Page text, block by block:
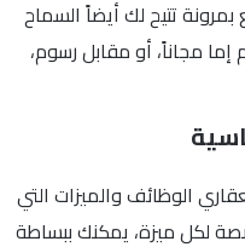
بمرونة تتيح لك أيضاً السماح
مجاناً، أو مقابل رسوم،
الوظائف والميزات التي
لكل ميزة، يمكنك ببساطة